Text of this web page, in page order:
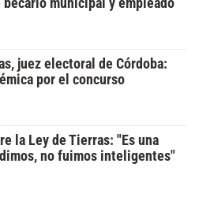
juez electoral de Córdoba:
por el concurso
la Ley de Tierras: "Es una
no fuimos inteligentes"